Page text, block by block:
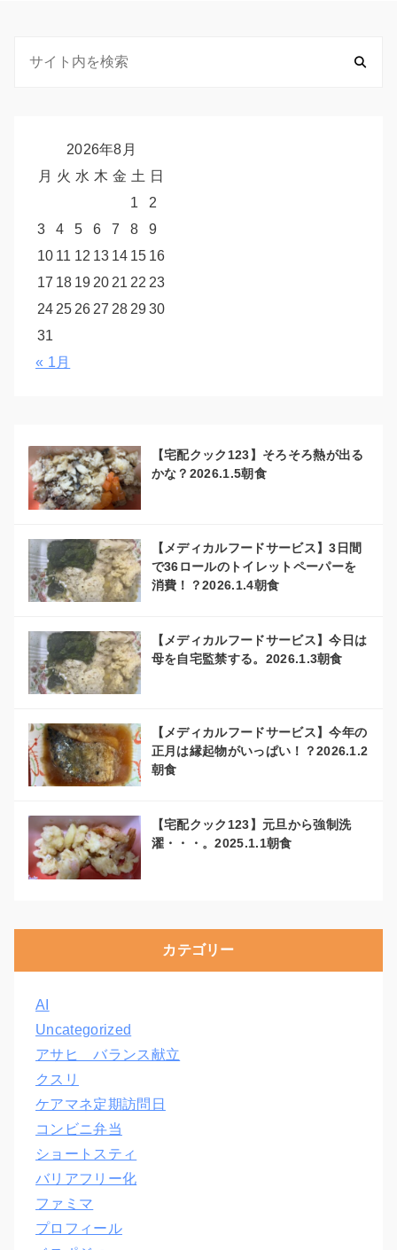
2026年8月
月 火 水 木 金 土 日
1
2
3
4 5 6 7 8
9
10 11 12 13 14 15 16
17 18 19 20 21 22 23
24 25 26 27 28 2930
31
« 1月
【宅配クック123】そろそろ熱が出る
かな？2026.1.5朝食
【メディカルフードサービス】3日間
で36ロールのトイレットペーパーを
消費！？2026.1.4朝食
【メディカルフードサービス】今日は
母を自宅監禁する。2026.1.3朝食
【メディカルフードサービス】今年の
正月は縁起物がいっぱい！？2026.1.2
朝食
【宅配クック123】元旦から強制洗
濯・・・。2025.1.1朝食
カテゴリー
AI
Uncategorized
アサヒ バランス献立
クスリ
ケアマネ定期訪問日
コンビニ弁当
ショートスティ
バリアフリー化
ファミマ
プロフィール